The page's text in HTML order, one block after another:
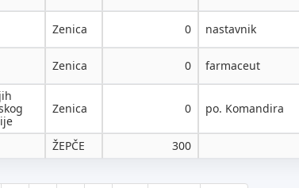
Zenica 0 nastavnik
Zenica 0 farmaceut
Zenica 0 po. Komandira
ŽEPČE 300